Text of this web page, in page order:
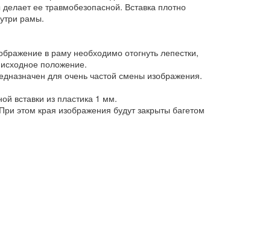
ее травмобезопасной. Вставка плотно
рамы.
в раму необходимо отогнуть лепестки,
исходное положение.
для очень частой смены изображения.
вставки из пластика 1 мм.
этом края изображения будут закрыты багетом